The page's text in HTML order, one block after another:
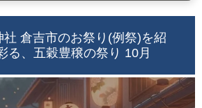
社 倉吉市のお祭り(例祭)を紹
る、五穀豊穣の祭り 10月